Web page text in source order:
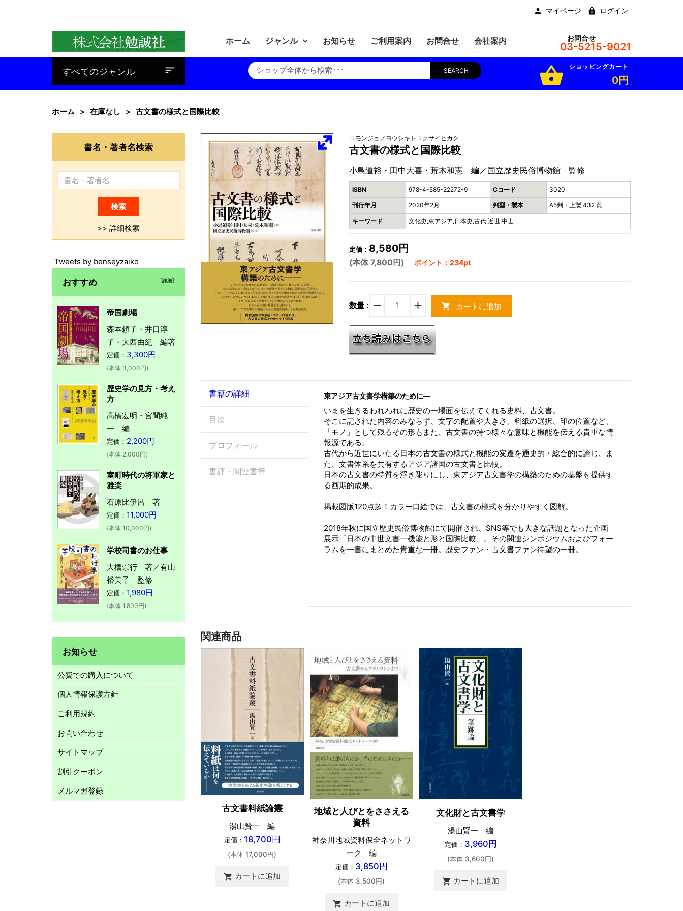
マイページ ログイン
ホーム ジャンル お知らせ ご利用案内 お問合せ 会社案内 お問合せ
03-5215-9021
すべてのジャンル
baseline_sort SEARCH shopping_basket ショッピングカート
0円
ホーム 在庫なし 古文書の様式と国際比較
コモンジョノヨウシキトコクサイヒカク
古文書の様式と国際比較
小島道裕・田中大喜・荒木和憲 編／国立歴史民俗博物館 監修
ISBN 978-4-585-22272-9 Cコード 3020
刊行年月 2020年2月 判型・製本 A5判・上製 432 頁
キーワード 文化史,東アジア,日本史,古代,近世,中世
定価： 8,580円
(本体 7,800円) ポイント：234pt
数量 : remove add shopping_cart カートに追加
書籍の詳細
目次
プロフィール
書評・関連書等
東アジア古文書学構築のために―
いまを生きるわれわれに歴史の一場面を伝えてくれる史料、古文書。
そこに記された内容のみならず、文字の配置や大きさ、料紙の選択、印の位置など、
「モノ」として残るその形もまた、古文書の持つ様々な意味と機能を伝える貴重な情
報源である。
古代から近世にいたる日本の古文書の様式と機能の変遷を通史的・総合的に論じ、ま
た、文書体系を共有するアジア諸国の古文書と比較。
日本の古文書の特質を浮き彫りにし、東アジア古文書学の構築のための基盤を提供す
る画期的成果。
掲載図版120点超！カラー口絵では、古文書の様式を分かりやすく図解。
2018年秋に国立歴史民俗博物館にて開催され、SNS等でも大きな話題となった企画
展示「日本の中世文書―機能と形と国際比較」。その関連シンポジウムおよびフォー
ラムを一書にまとめた貴重な一冊。歴史ファン・古文書ファン待望の一冊。
関連商品
古文書料紙論叢
湯山賢一 編
定価： 18,700円
(本体 17,000円)
shopping_cart カートに追加
地域と人びとをささえる
資料
神奈川地域資料保全ネットワ
ーク 編
定価： 3,850円
(本体 3,500円)
shopping_cart カートに追加
文化財と古文書学
湯山賢一 編
定価： 3,960円
(本体 3,600円)
shopping_cart カートに追加
書名・著者名検索
>> 詳細検索
Tweets by benseyzaiko
おすすめ [詳細]
帝国劇場
森本頼子・井口淳
子・大西由紀 編著
定価： 3,300円
(本体 3,000円)
歴史学の見方・考え
方
高橋宏明・宮間純
一 編
定価： 2,200円
(本体 2,000円)
室町時代の将軍家と
雅楽
石原比伊呂 著
定価： 11,000円
(本体 10,000円)
学校司書のお仕事
大橋崇行 著／有山
裕美子 監修
定価： 1,980円
(本体 1,800円)
お知らせ
公費での購入について
個人情報保護方針
ご利用規約
お問い合わせ
サイトマップ
割引クーポン
メルマガ登録